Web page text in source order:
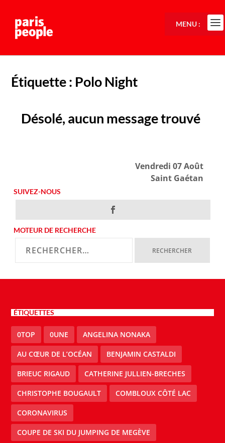
Étiquette : Polo Night
Désolé, aucun message trouvé
Vendredi 07 Août
Saint Gaétan
SUIVEZ-NOUS
MOTEUR DE RECHERCHE
ÉTIQUETTES
0TOP 0UNE ANGELINA NONAKA
AU CŒUR DE L’OCÉAN BENJAMIN CASTALDI
BRIEUC RIGAUD CATHERINE JULLIEN-BRECHES
CHRISTOPHE BOUGAULT COMBLOUX CÔTÉ LAC
CORONAVIRUS
COUPE DE SKI DU JUMPING DE MEGÈVE
MENU :